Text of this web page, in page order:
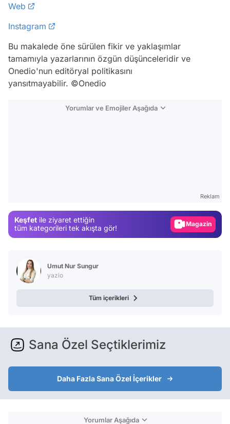
Web
Instagram
Bu makalede öne sürülen fikir ve yaklaşımlar
tamamıyla yazarlarının özgün düşünceleridir ve
Onedio'nun editöryal politikasını
yansıtmayabilir. ©Onedio
Yorumlar ve Emojiler Aşağıda
Reklam
Keşfet ile ziyaret ettiğin
tüm kategorileri tek akışta gör!
Magazin
Umut Nur Sungur
yazio
Tüm içerikleri
Sana Özel Seçtiklerimiz
Daha Fazla Sana Özel İçerikler
Yorumlar Aşağıda